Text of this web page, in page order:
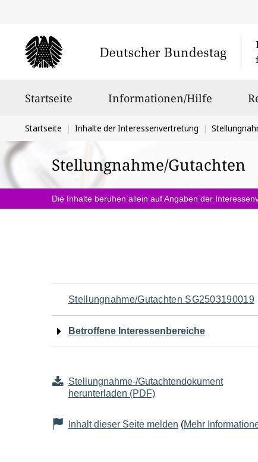
Startseite Informationen/Hilfe
Sie
befinden
sich
hier:
Startseite Inhalte der Interessenvertretung
Stellungnahme/Gutachten
Die Inhalte beruhen allein auf Angaben der
Navigation
für
Seiteninhalt
Stellungnahme/Gutachten SG2503190019
Betroffene Interessenbereiche
Stellungnahme-/Gutachtendokument
herunterladen (PDF)
Inhalt dieser Seite melden (Mehr